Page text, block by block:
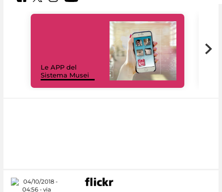
Le APP del
Sistema Musei